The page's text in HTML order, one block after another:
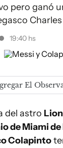
pero ganó
19:40 hs
El
del astro
de Miami de
Colapinto